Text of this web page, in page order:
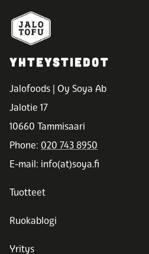
YHTEYSTIEDOT
Jalofoods | Oy Soya Ab
Jalotie 17
10660 Tammisaari
Phone: 020 743 8950
E-mail: info(at)soya.fi
Tuotteet
Ruokablogi
Yritys